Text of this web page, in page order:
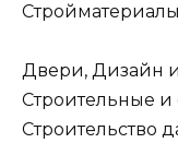
Стройматериалы
Двери, Дизайн
Строительные и
Строительство